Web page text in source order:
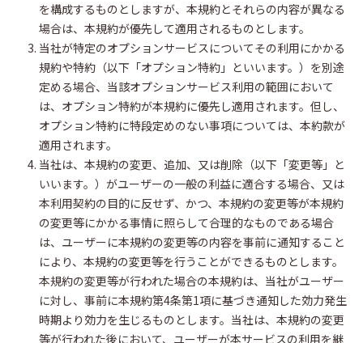
を構成するものとしますが、本規約とそれらの内容が異なる
場合は、本規約が優先して適用されるものとします。
当社が特定のオプションサービスについてその利用にかかる
規約や特約（以下「オプション特約」といいます。）を別途
定める場合、当該オプションサービス利用の範囲において
は、オプション特約が本規約に優先し適用されます。但し、
オプション特約に特段定めのない事項については、本約款が
適用されます。
当社は、本規約の変更、追加、又は削除（以下「変更等」と
いいます。）がユーザーの一般の利益に適合する場合、又は
本利用契約の目的に反せず、かつ、本規約の変更等が本規約
の変更等にかかる事情に照らして合理的なものである場合
は、ユーザーに本規約の変更等の内容を事前に通知すること
により、本規約の変更等を行うことができるものとします。
本規約の変更等が行われた場合の本規約は、当社がユーザー
に対し、事前に本規約第4条第1項に基づき通知した効力発生
時期より効力を生じるものとします。当社は、本規約の変更
等が行われた後において、ユーザーが本サービスの利用を継